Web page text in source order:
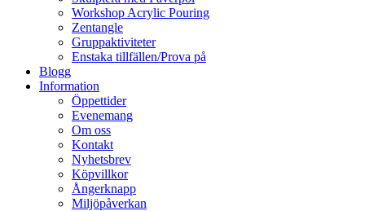
Workshop Acrylic Pouring
Zentangle
Gruppaktiviteter
Enstaka tillfällen/Prova på
Blogg
Information
Öppettider
Evenemang
Om oss
Kontakt
Nyhetsbrev
Köpvillkor
Ångerknapp
Miljöpåverkan